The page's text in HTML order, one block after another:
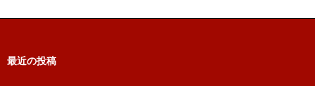
最近の投稿